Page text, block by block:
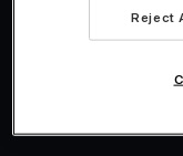
Fiskalisierung
Reject